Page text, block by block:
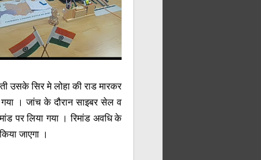
सिर मे लोहा की राड मारकर
। जांच के दौरान साइबर सेल व
पर लिया गया । रिमांड अवधि के
जाएगा ।